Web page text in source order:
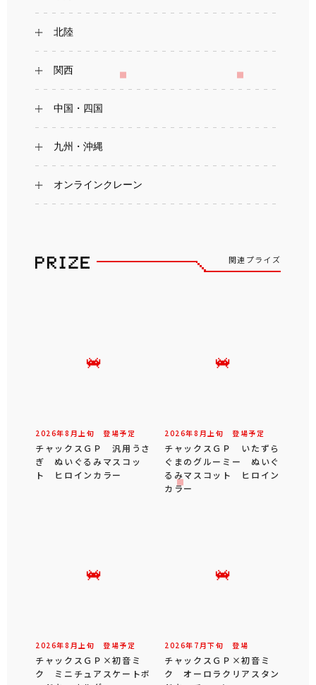
北陸
関西
中国・四国
九州・沖縄
オンラインクレーン
関連プライズ
2026年8 月 上旬 登場予定
チャックスＧＰ 汎用うさ
ぎ ぬいぐるみマスコッ
ト ヒロインカラー
2026年8 月 上旬 登場予定
チャックスＧＰ いたずら
ぐまのグルーミー ぬいぐ
るみマスコット ヒロイン
カラー
2026年8 月 上旬 登場予定
チャックスＧＰ×初音ミ
ク ミニチュアスケートボ
2026年 7 月下旬 登場
チャックスＧＰ×初音ミ
ク オーロラクリアスタン